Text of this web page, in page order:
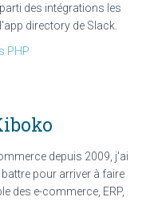
des intégrations les
directory de Slack.
PHP
depuis 2009, j'ai
pour arriver à faire
des e-commerce, ERP,